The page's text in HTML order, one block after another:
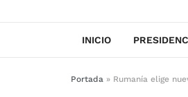
INICIO
Portada » Rumanía elige